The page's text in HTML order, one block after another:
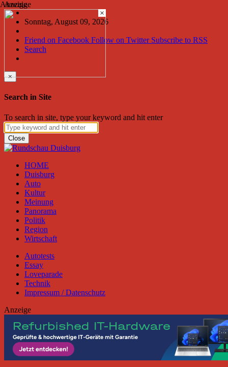
Sonntag, August 09, 2026
Friend on Facebook Follow on Twitter Subscribe to RSS
Search
×
Search in Site
To search in site, type your keyword and hit enter
Close
HOME
Duisburg
Auto
Kultur
Meinung
Panorama
Politik
Region
Wirtschaft
Autotests
Essay
Loveparade
Technik
Impressum / Datenschutz
Anzeige
Anzeige
×
Anzeige